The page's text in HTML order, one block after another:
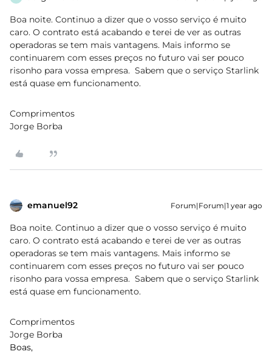
Boa noite. Continuo a dizer que o vosso serviço é muito
caro. O contrato está acabando e terei de ver as outras
operadoras se tem mais vantagens. Mais informo se
continuarem com esses preços no futuro vai ser pouco
risonho para vossa empresa. Sabem que o serviço Starlink
está quase em funcionamento.
Comprimentos
Jorge Borba
emanuel92 Forum|Forum|1 year ago
Boa noite. Continuo a dizer que o vosso serviço é muito
caro. O contrato está acabando e terei de ver as outras
operadoras se tem mais vantagens. Mais informo se
continuarem com esses preços no futuro vai ser pouco
risonho para vossa empresa. Sabem que o serviço Starlink
está quase em funcionamento.
Comprimentos
Jorge Borba
Boas,